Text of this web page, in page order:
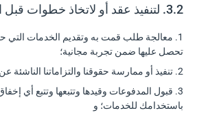
3.2. لتنفيذ عقد أو لاتخاذ خطوات قبل الدخول في عقد
1. معالجة طلب قمت به وتقديم الخدمات التي
تحصل عليها ضمن تجربة مجانية؛
2. تنفيذ أو ممارسة حقوقنا والتزاماتنا الناشئة عن أي طلبات؛
3. قبول المدفوعات وقيدها وتتبعها وتتبع أي
باستخدامك للخدمات؛ و